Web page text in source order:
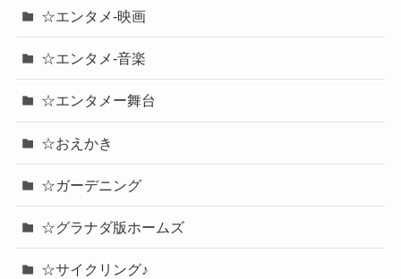
☆エンタメ-映画
☆エンタメ-音楽
☆エンタメー舞台
☆おえかき
☆ガーデニング
☆グラナダ版ホームズ
☆サイクリング♪